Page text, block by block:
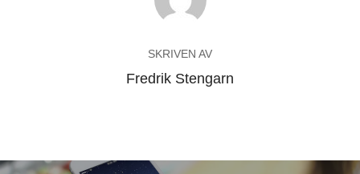
SKRIVEN AV
Fredrik Stengarn